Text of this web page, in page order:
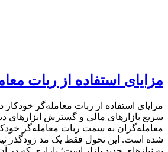
مزایای استفاده از ربات
مزایای استفاده از ربات معامله‌گر
سریع بازارهای مالی و گسترش ابزارهای
شده است. این تحول فقط یک مد زودگذر